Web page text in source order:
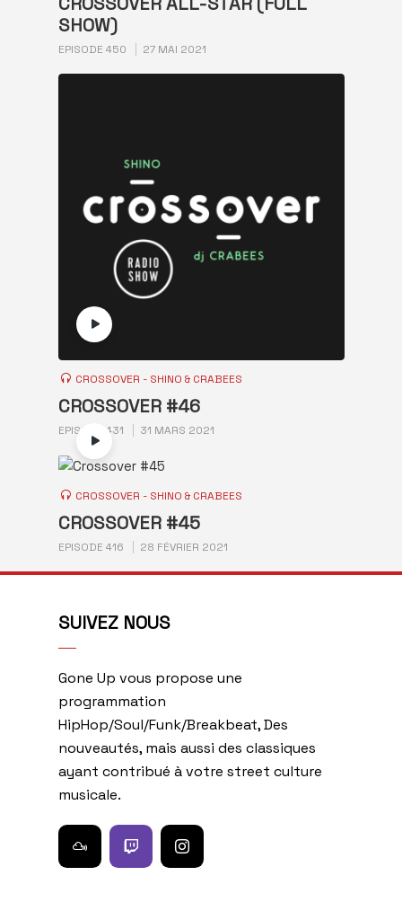
SHOW)
EPISODE 450 27 MAI 2021
CROSSOVER - SHINO & CRABEES
CROSSOVER #46
EPISODE 431 31 MARS 2021
CROSSOVER - SHINO & CRABEES
CROSSOVER #45
EPISODE 416 28 FÉVRIER 2021
SUIVEZ NOUS
Gone Up vous propose une
programmation
HipHop/Soul/Funk/Breakbeat, Des
nouveautés, mais aussi des classiques
ayant contribué à votre street culture
musicale.